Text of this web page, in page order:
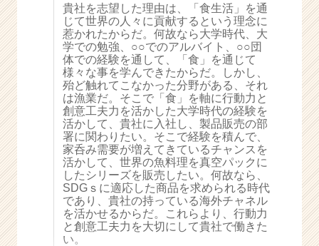
が
届
く
就
活
サ
イ
ト
チ
ア
キ
ャ
リ
ア
（C
h
貴社を志望した理由は、「食生活」を通
じて世界の人々に貢献するという理念に
惹かれたからだ。何故なら大学時代、大
学での勉強、○○でのアルバイト、○○団
体での経験を通して、「食」を通じて
様々な事を学んできたからだ。しかし、
殆ど触れてこなかった分野がある、それ
は漁業だ。そこで「食」を軸に行動力と
創意工夫力を活かした大学時代の経験を
活かして、貴社に入社し、製品販売の部
署に関わりたい。そこで経験を積んで、
家呑み需要が増えてきているチャンスを
活かして、世界の魚料理を真空パックに
したシリーズを販売したい。何故なら、
SDGｓに適応した商品を求められる時代
であり、貴社の持っている海外チャネル
を活かせるからだ。これらより、行動力
と創意工夫力を大切にして貴社で働きた
い。